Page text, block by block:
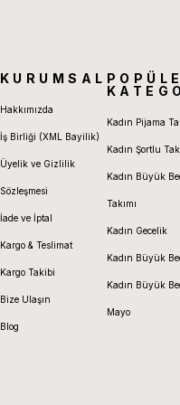
KURUMSAL
Hakkımızda
İş Birliği (XML Bayilik)
Üyelik ve Gizlilik
Sözleşmesi
İade ve İptal
Kargo & Teslimat
Kargo Takibi
Bize Ulaşın
Blog
Kadın Pijama
Kadın Şortlu
Kadın Büyük
Takımı
Kadın Gecelik
Kadın Büyük
Kadın Büyük
Mayo